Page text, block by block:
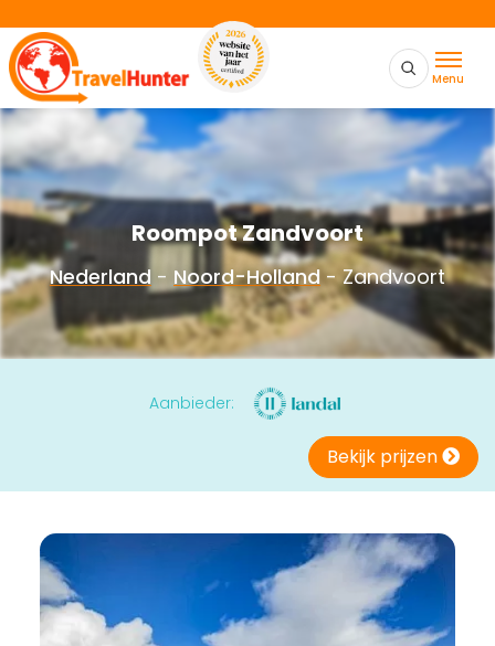
Menu
Roompot Zandvoort
Nederland - Noord-Holland- Zandvoort
Aanbieder:
Bekijk prijzen